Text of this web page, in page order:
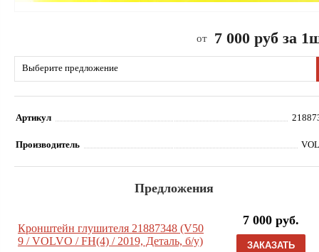
7 000 руб за
от
Выберите предложение
Артикул
Производитель
Предложения
Кронштейн глушителя 21887348 (V50
9 / VOLVO / FH(4) / 2019, Деталь, б/у)
7 000 руб.
ЗАКАЗАТЬ